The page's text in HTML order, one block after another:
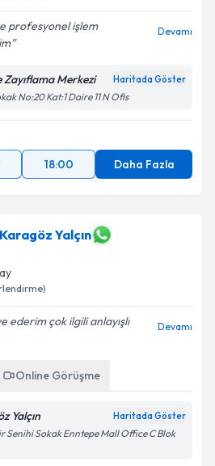
profesyonel işlem
Devamı
Merkezi Haritada Göster
No:20 Kat:1 Daire 11 N Ofis
18:00 Daha Fazla
Yalçın
ederim çok ilgili anlayışlı
Devamı
Online Görüşme
Yalçın Haritada Göster
Senihi Sokak Enntepe Mall Office C Blok